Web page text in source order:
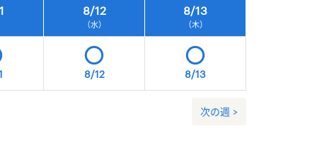
8/12
（水）
8/13
（木）
8/12 8/13
次の週 >